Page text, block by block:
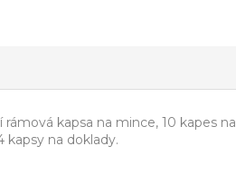
kapsa na mince, 10 kapes na
kapsy na doklady.